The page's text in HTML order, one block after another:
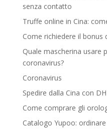
senza contatto
Truffe online in Cina:
Come richiedere il bonus
Quale mascherina usare
coronavirus?
Coronavirus
Spedire dalla Cina con
Come comprare gli
Catalogo Yupoo: